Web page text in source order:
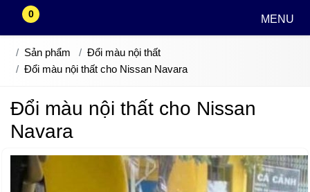
0 MENU
Sản phẩm
Đổi màu nội thất
Đổi màu nội thất cho Nissan Navara
Đổi màu nội thất cho Nissan
Navara